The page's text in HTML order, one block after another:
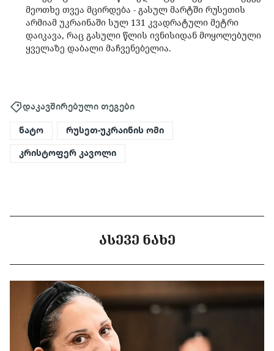
მეოთხე თვეა მცირდება - გასულ მარტში რუსეთის
არმიამ უკრაინაში სულ 131 კვადრატული მეტრი
დაიკავა, რაც გასული წლის ივნისიდან მოყოლებული
ყველაზე დაბალი მაჩვენებელია.
დაკავშირებული თეგები
ნატო რუსეთ-უკრაინის ომი
კრისტოფერ კავოლი
ᲐᲡᲔᲕᲔ ᲜᲐᲮᲔ